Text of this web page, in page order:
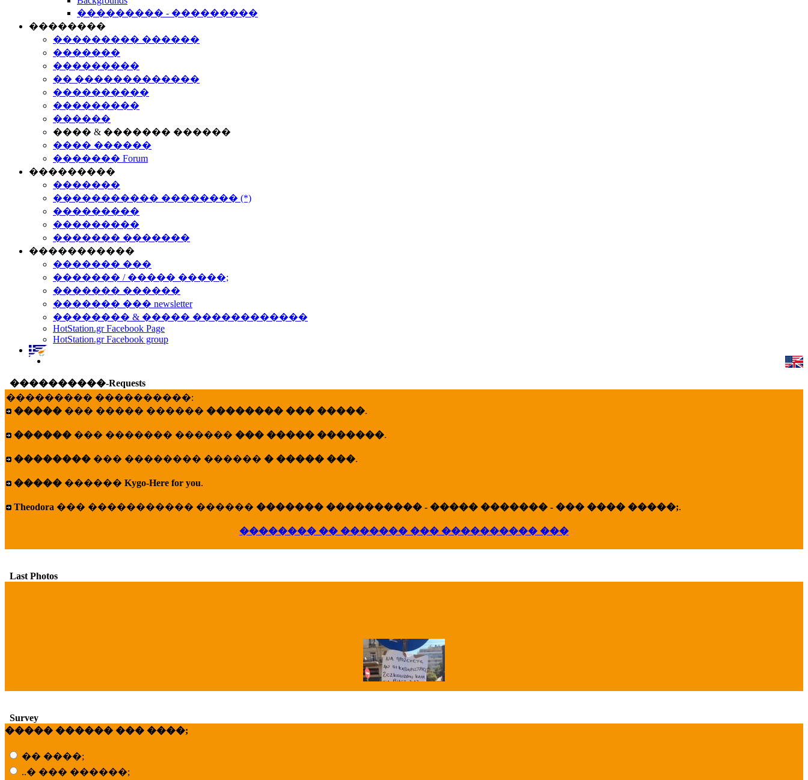
��������� - ���������
��������
��������� ������
�������
���������
�� �������������
����������
���������
������
���� & ������� ������
���� ������
������� Forum
���������
�������
����������� �������� (*)
���������
���������
������� �������
�����������
������� ���
������� / ����� �����;
������� ������
������� ��� newsletter
�������� & ����� ������������
HotStation.gr Facebook Page
HotStation.gr Facebook group
����������-Requests
��������� ����������:
����� ��� ����� ������ �������� ��� �����.
������ ��� ������� ������ ��� ����� �������.
�������� ��� �������� ������ � ����� ���.
����� ������ Kygo-Here for you.
Theodora ��� ����������� ������ ������� ���������� - ����� ������� - ��� ���� �����;.
�������� �� ������� ��� ���������� ���
Last Photos
Survey
����� ������ ��� ����;
�� ����;
..� ��� ������;